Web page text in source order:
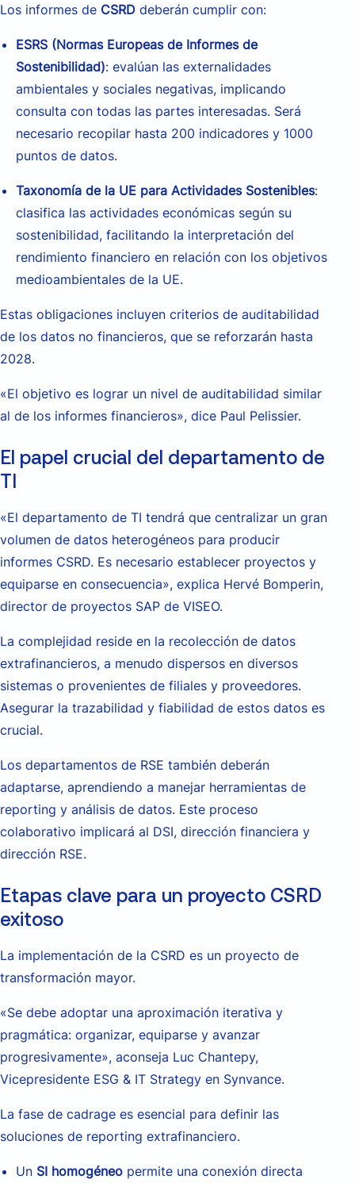
Los informes de CSRD deberán cumplir con:
ESRS (Normas Europeas de Informes de
Sostenibilidad): evalúan las externalidades
ambientales y sociales negativas, implicando
consulta con todas las partes interesadas. Será
necesario recopilar hasta 200 indicadores y 1000
puntos de datos.
Taxonomía de la UE para Actividades Sostenibles:
clasifica las actividades económicas según su
sostenibilidad, facilitando la interpretación del
rendimiento financiero en relación con los objetivos
medioambientales de la UE.
Estas obligaciones incluyen criterios de auditabilidad
de los datos no financieros, que se reforzarán hasta
2028.
«El objetivo es lograr un nivel de auditabilidad similar
al de los informes financieros», dice Paul Pelissier.
El papel crucial del departamento de
TI
«El departamento de TI tendrá que centralizar un gran
volumen de datos heterogéneos para producir
informes CSRD. Es necesario establecer proyectos y
equiparse en consecuencia», explica Hervé Bomperin,
director de proyectos SAP de VISEO.
La complejidad reside en la recolección de datos
extrafinancieros, a menudo dispersos en diversos
sistemas o provenientes de filiales y proveedores.
Asegurar la trazabilidad y fiabilidad de estos datos es
crucial.
Los departamentos de RSE también deberán
adaptarse, aprendiendo a manejar herramientas de
reporting y análisis de datos. Este proceso
colaborativo implicará al DSI, dirección financiera y
dirección RSE.
Etapas clave para un proyecto CSRD
exitoso
La implementación de la CSRD es un proyecto de
transformación mayor.
«Se debe adoptar una aproximación iterativa y
pragmática: organizar, equiparse y avanzar
progresivamente», aconseja Luc Chantepy,
Vicepresidente ESG & IT Strategy en Synvance.
La fase de cadrage es esencial para definir las
soluciones de reporting extrafinanciero.
Un SI homogéneo permite una conexión directa